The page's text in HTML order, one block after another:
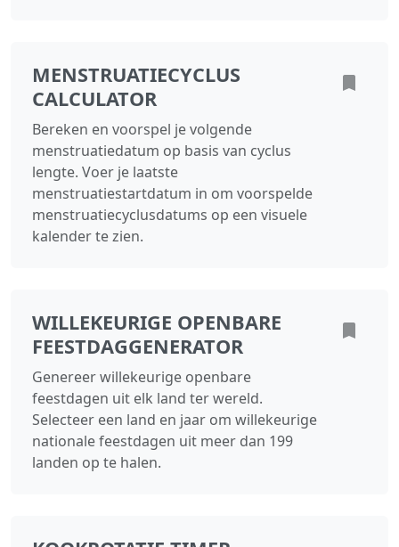
MENSTRUATIECYCLUS
CALCULATOR
Bereken en voorspel je volgende
menstruatiedatum op basis van cyclus
lengte. Voer je laatste
menstruatiestartdatum in om voorspelde
menstruatiecyclusdatums op een visuele
kalender te zien.
WILLEKEURIGE OPENBARE
FEESTDAGGENERATOR
Genereer willekeurige openbare
feestdagen uit elk land ter wereld.
Selecteer een land en jaar om willekeurige
nationale feestdagen uit meer dan 199
landen op te halen.